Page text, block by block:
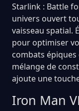
Starlink : Battle
univers ouvert
vaisseau spatial.
pour optimiser
combats épiques
mélange de
ajoute une
Iron Man